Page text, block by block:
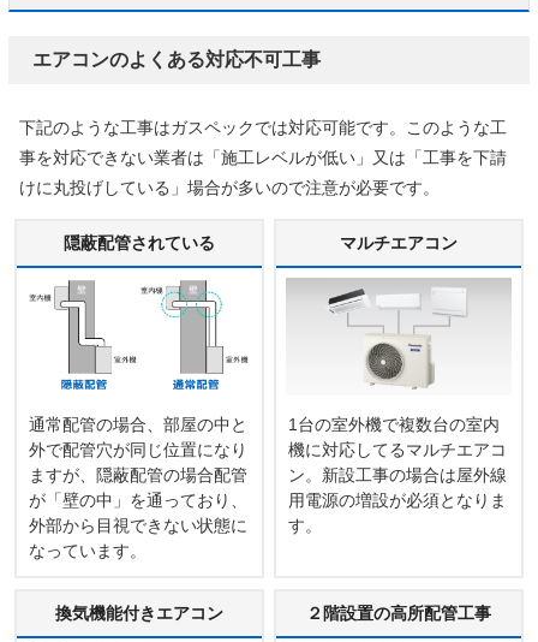
エアコンのよくある対応不可工事
下記のような工事はガスペックでは対応可能です。このような工
事を対応できない業者は「施工レベルが低い」又は「工事を下請
けに丸投げしている」場合が多いので注意が必要です。
隠蔽配管されている
通常配管の場合、部屋の中と
外で配管穴が同じ位置になり
ますが、隠蔽配管の場合配管
が「壁の中」を通っており、
外部から目視できない状態に
なっています。
マルチエアコン
1台の室外機で複数台の室内
機に対応してるマルチエアコ
ン。新設工事の場合は屋外線
用電源の増設が必須となりま
す。
換気機能付きエアコン ２階設置の高所配管工事